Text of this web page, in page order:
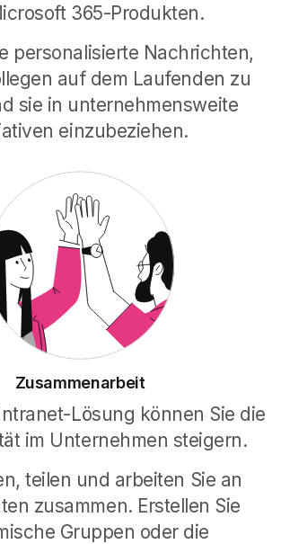
in dem Benutzer Apps
können, die sie
möchten.
Mehr erfahren
Bereich, in dem Benutzer ihre
hochgeladenen
Dokumente anzeigen und
können.
Mehr erfahren
die Nachrichten, Kontakte,
365-Produkten.
personalisierte Nachrichten,
auf dem Laufenden zu
sie in unternehmensweite
einzubeziehen.
Zusammenarbeit
Lösung können Sie die
im Unternehmen steigern.
teilen und arbeiten Sie an
zusammen. Erstellen Sie
Gruppen oder die